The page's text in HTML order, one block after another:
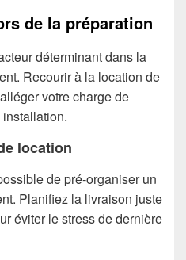
de la préparation
déterminant dans la
Recourir à la location de
votre charge de
installation.
location
de pré-organiser un
Planifiez la livraison juste
éviter le stress de dernière